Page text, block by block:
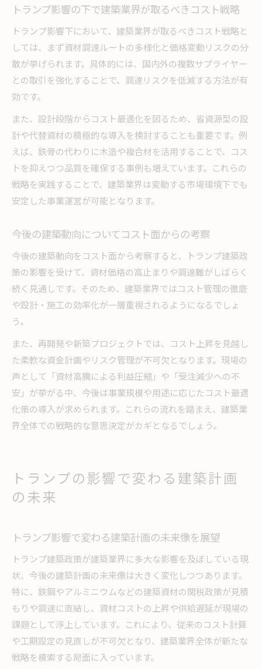
トランプ影響の下で建築業界が取るべきコスト戦略
トランプ影響下において、建築業界が取るべきコスト戦略と
しては、まず資材調達ルートの多様化と価格変動リスクの分
散が挙げられます。具体的には、国内外の複数サプライヤー
との取引を強化することで、調達リスクを低減する方法が有
効です。
また、設計段階からコスト最適化を図るため、省資源型の設
計や代替資材の積極的な導入を検討することも重要です。例
えば、鉄骨の代わりに木造や複合材を活用することで、コス
トを抑えつつ品質を確保する事例も増えています。これらの
戦略を実践することで、建築業界は変動する市場環境下でも
安定した事業運営が可能となります。
今後の建築動向についてコスト面からの考察
今後の建築動向をコスト面から考察すると、トランプ建築政
策の影響を受けて、資材価格の高止まりや調達難がしばらく
続く見通しです。そのため、建築業界ではコスト管理の徹底
や設計・施工の効率化が一層重視されるようになるでしょ
う。
また、再開発や新築プロジェクトでは、コスト上昇を見越し
た柔軟な資金計画やリスク管理が不可欠となります。現場の
声として「資材高騰による利益圧縮」や「受注減少への不
安」が挙がる中、今後は事業規模や用途に応じたコスト最適
化策の導入が求められます。これらの流れを踏まえ、建築業
界全体での戦略的な意思決定がカギとなるでしょう。
トランプの影響で変わる建築計画
の未来
トランプ影響で変わる建築計画の未来像を展望
トランプ建築政策が建築業界に多大な影響を及ぼしている現
状、今後の建築計画の未来像は大きく変化しつつあります。
特に、鉄鋼やアルミニウムなどの建築資材の関税政策が見積
もりや調達に直結し、資材コストの上昇や供給遅延が現場の
課題として浮上しています。これにより、従来のコスト計算
や工期設定の見直しが不可欠となり、建築業界全体が新たな
戦略を模索する局面に入っています。